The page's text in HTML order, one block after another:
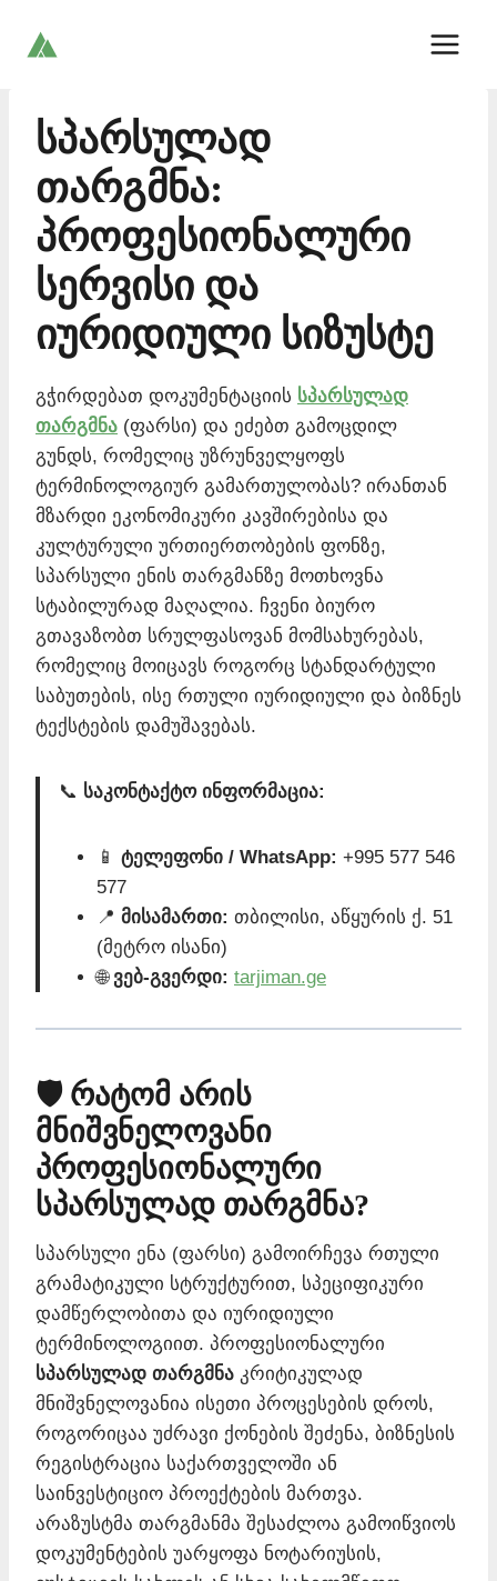
სპარსულად
თარგმნა:
პროფესიონალური
სერვისი და
იურიდიული სიზუსტე
გჭირდებათ დოკუმენტაციის სპარსულად
თარგმნა (ფარსი) და ეძებთ გამოცდილ
გუნდს, რომელიც უზრუნველყოფს
ტერმინოლოგიურ გამართულობას? ირანთან
მზარდი ეკონომიკური კავშირებისა და
კულტურული ურთიერთობების ფონზე,
სპარსული ენის თარგმანზე მოთხოვნა
სტაბილურად მაღალია. ჩვენი ბიურო
გთავაზობთ სრულფასოვან მომსახურებას,
რომელიც მოიცავს როგორც სტანდარტული
საბუთების, ისე რთული იურიდიული და ბიზნეს
ტექსტების დამუშავებას.
📞 საკონტაქტო ინფორმაცია:
📱 ტელეფონი / WhatsApp: +995 577 546
577
📍 მისამართი: თბილისი, აწყურის ქ. 51
(მეტრო ისანი)
🌐 ვებ-გვერდი: tarjiman.ge
🛡️ რატომ არის
მნიშვნელოვანი
პროფესიონალური
სპარსულად თარგმნა?
სპარსული ენა (ფარსი) გამოირჩევა რთული
გრამატიკული სტრუქტურით, სპეციფიკური
დამწერლობითა და იურიდიული
ტერმინოლოგიით. პროფესიონალური
სპარსულად თარგმნა კრიტიკულად
მნიშვნელოვანია ისეთი პროცესების დროს,
როგორიცაა უძრავი ქონების შეძენა, ბიზნესის
რეგისტრაცია საქართველოში ან
საინვესტიციო პროექტების მართვა.
არაზუსტმა თარგმანმა შესაძლოა გამოიწვიოს
დოკუმენტების უარყოფა ნოტარიუსის,